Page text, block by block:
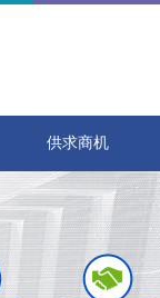
供求商机